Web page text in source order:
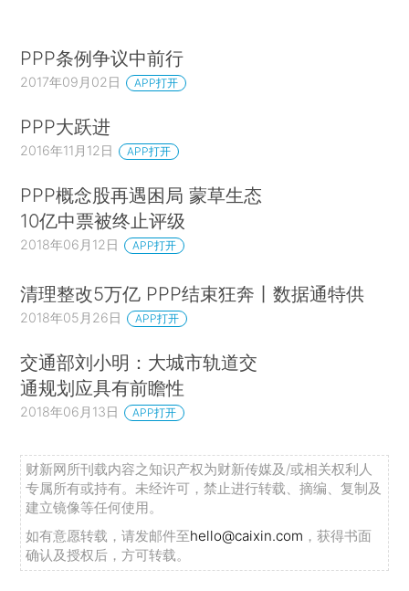
PPP条例争议中前行
2017年09月02日 APP打开
PPP大跃进
2016年11月12日 APP打开
PPP概念股再遇困局 蒙草生态
10亿中票被终止评级
2018年06月12日 APP打开
清理整改5万亿 PPP结束狂奔丨数据通特供
2018年05月26日 APP打开
交通部刘小明：大城市轨道交
通规划应具有前瞻性
2018年06月13日 APP打开
财新网所刊载内容之知识产权为财新传媒及/或相关权利人
专属所有或持有。未经许可，禁止进行转载、摘编、复制及
建立镜像等任何使用。
如有意愿转载，请发邮件至hello@caixin.com ，获得书面
确认及授权后，方可转载。